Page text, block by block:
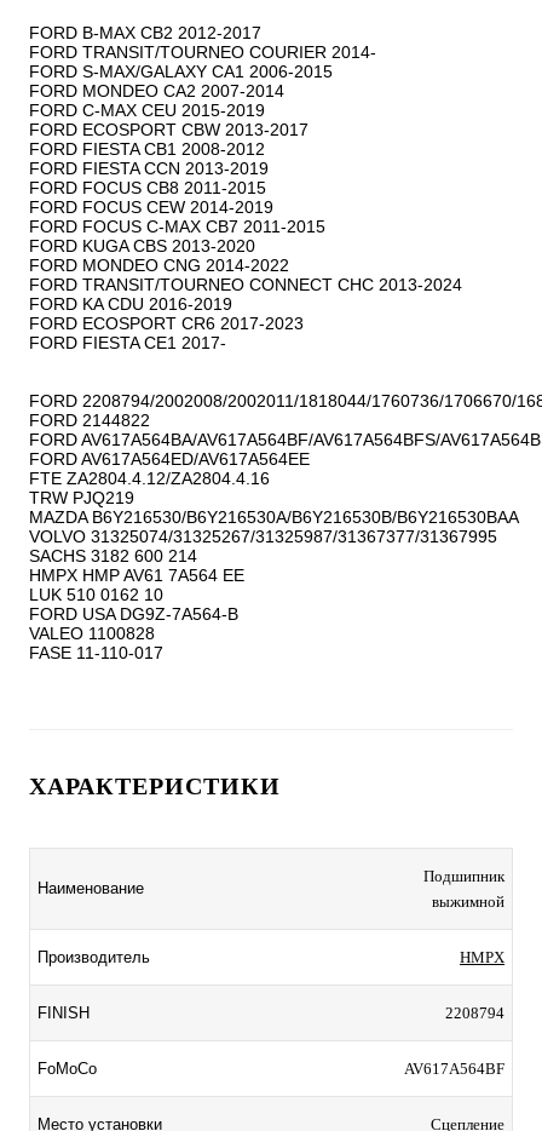
FORD B-MAX CB2 2012-2017
FORD TRANSIT/TOURNEO COURIER 2014-
FORD S-MAX/GALAXY CA1 2006-2015
FORD MONDEO CA2 2007-2014
FORD C-MAX CEU 2015-2019
FORD ECOSPORT CBW 2013-2017
FORD FIESTA CB1 2008-2012
FORD FIESTA CCN 2013-2019
FORD FOCUS CB8 2011-2015
FORD FOCUS CEW 2014-2019
FORD FOCUS C-MAX CB7 2011-2015
FORD KUGA CBS 2013-2020
FORD MONDEO CNG 2014-2022
FORD TRANSIT/TOURNEO CONNECT CHC 2013-2024
FORD KA CDU 2016-2019
FORD ECOSPORT CR6 2017-2023
FORD FIESTA CE1 2017-
FORD 2208794/2002008/2002011/1818044/1760736/1706670/
FORD 2144822
FORD AV617A564BA/AV617A564BF/AV617A564BFS/
FORD AV617A564ED/AV617A564EE
FTE ZA2804.4.12/ZA2804.4.16
TRW PJQ219
MAZDA B6Y216530/B6Y216530A/B6Y216530B/B6Y216530BAA
VOLVO 31325074/31325267/31325987/31367377/31367995
SACHS 3182 600 214
HMPX HMP AV61 7A564 EE
LUK 510 0162 10
FORD USA DG9Z-7A564-B
VALEO 1100828
ХАРАКТЕРИСТИКИ
Наименование
Подшипник
выжимной
Производитель HMPX
FINISH 2208794
FoMoCo AV617A564BF
Место установки Сцепление